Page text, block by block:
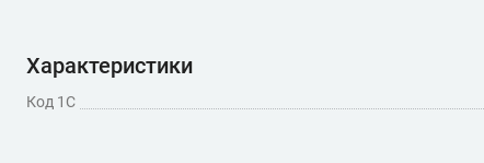
Характеристики
Код 1С